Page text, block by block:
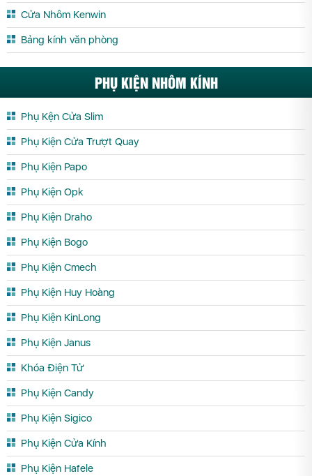
Cửa Trượt Quay Yên Bái
Cửa Nhôm Kenwin
Bảng kính văn phòng
PHỤ KIỆN NHÔM KÍNH
Phụ Kện Cửa Slim
Phụ Kiện Cửa Trượt Quay
Phụ Kiện Papo
Phụ Kiện Opk
Phụ Kiện Draho
Phụ Kiện Bogo
Phụ Kiện Cmech
Phụ Kiện Huy Hoàng
Phụ Kiện KinLong
Phụ Kiện Janus
Khóa Điện Tử
Phụ Kiện Candy
Phụ Kiện Sigico
Phụ Kiện Cửa Kính
Phụ Kiện Hafele